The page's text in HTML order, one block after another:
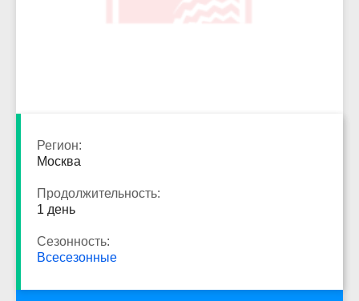
Регион:
Москва
Продолжительность:
1 день
Сезонность:
Всесезонные